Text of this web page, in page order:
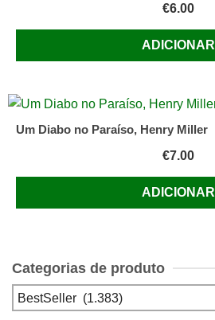
€6.00
ADICIONAR
Um Diabo no Paraíso, Henry Miller
€7.00
ADICIONAR
Categorias de produto